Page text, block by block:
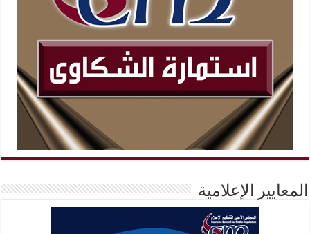
المعايير الإعلامية